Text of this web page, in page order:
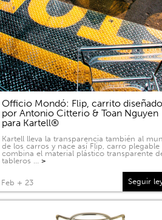
Officio Mondó: Flip, carrito diseñado
por Antonio Citterio & Toan Nguyen
para Kartell®
Kartell lleva la transparencia también al
de los carros y nace así Flip, carro plegable
combina el material plástico transparente
tableros … >
Feb + 23 Seguir